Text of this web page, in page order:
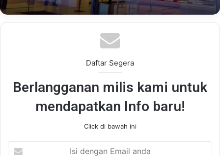
Daftar Segera
Berlangganan milis kami untuk
mendapatkan Info baru!
Click di bawah ini